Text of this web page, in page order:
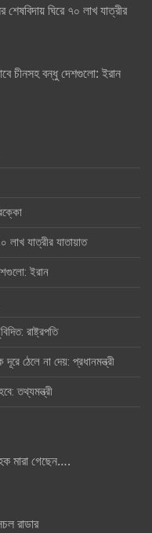
শেষবিদায় ঘিরে ৭০ লাখ যাত্রীর
চীনসহ বন্ধু দেশগুলো: ইরান
লাখ যাত্রীর যাতায়াত
ইরান
রাষ্ট্রপতি
ঠেলে না দেয়: প্রধানমন্ত্রী
তথ্যমন্ত্রী
মারা গেছেন….
রাডার